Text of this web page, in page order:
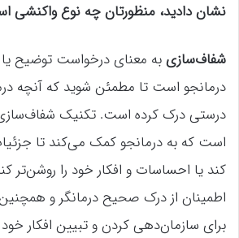
نشان دادید، منظورتان چه نوع واکنشی
شفاف‌سازیبه معنای درخواست توضیح
درمانجو است تا مطمئن شوید که آنچه
درستی درک کرده است. تکنیک
است که به درمانجو کمک می‌کند تا
کند یا احساسات و افکار خود را روشن‌تر
اطمینان از درک صحیح درمانگر و
برای سازمان‌دهی کردن و تبیین افکار